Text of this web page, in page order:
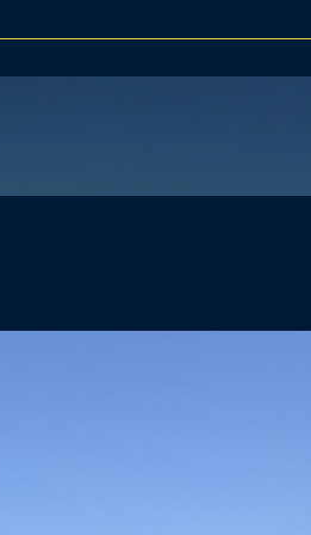
filtrer